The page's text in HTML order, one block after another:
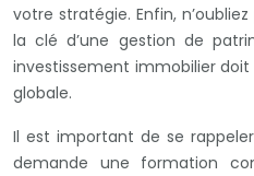
votre stratégie. Enfin,
la clé d’une gestion de
investissement immobilier doit
globale.
Il est important de se rappeler
demande une formation